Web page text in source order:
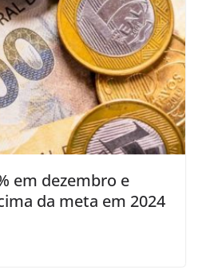
em dezembro e
da meta em 2024